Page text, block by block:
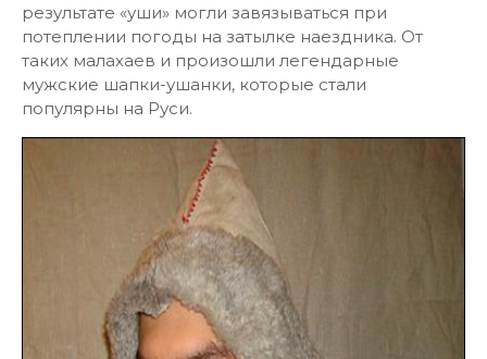
результате «уши» могли завязываться при
потеплении погоды на затылке наездника. От
таких малахаев и произошли легендарные
мужские шапки-ушанки, которые стали
популярны на Руси.